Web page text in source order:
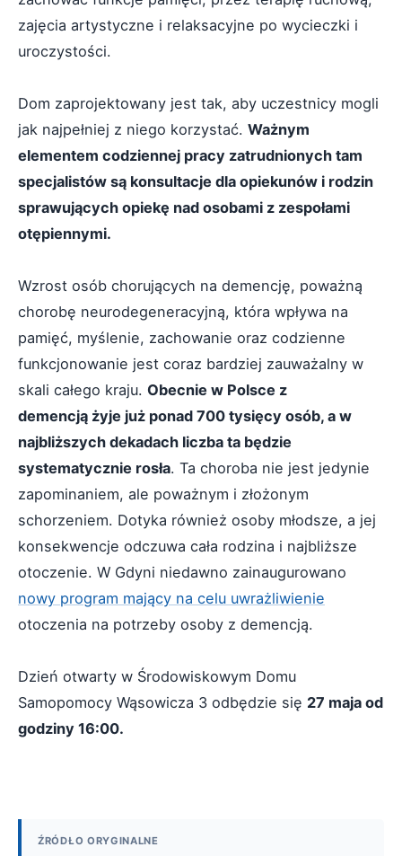
zajęcia artystyczne i relaksacyjne po wycieczki i
uroczystości.
Dom zaprojektowany jest tak, aby uczestnicy mogli
jak najpełniej z niego korzystać. Ważnym
elementem codziennej pracy zatrudnionych tam
specjalistów są konsultacje dla opiekunów i rodzin
sprawujących opiekę nad osobami z zespołami
otępiennymi.
Wzrost osób chorujących na demencję, poważną
chorobę neurodegeneracyjną, która wpływa na
pamięć, myślenie, zachowanie oraz codzienne
funkcjonowanie jest coraz bardziej zauważalny w
skali całego kraju. Obecnie w Polsce z
demencją żyje już ponad 700 tysięcy osób, a w
najbliższych dekadach liczba ta będzie
systematycznie rosła. Ta choroba nie jest jedynie
zapominaniem, ale poważnym i złożonym
schorzeniem. Dotyka również osoby młodsze, a jej
konsekwencje odczuwa cała rodzina i najbliższe
otoczenie. W Gdyni niedawno zainaugurowano
nowy program mający na celu uwrażliwienie
otoczenia na potrzeby osoby z demencją.
Dzień otwarty w Środowiskowym Domu
Samopomocy Wąsowicza 3 odbędzie się 27 maja od
godziny 16:00.
ŹRÓDŁO ORYGINALNE